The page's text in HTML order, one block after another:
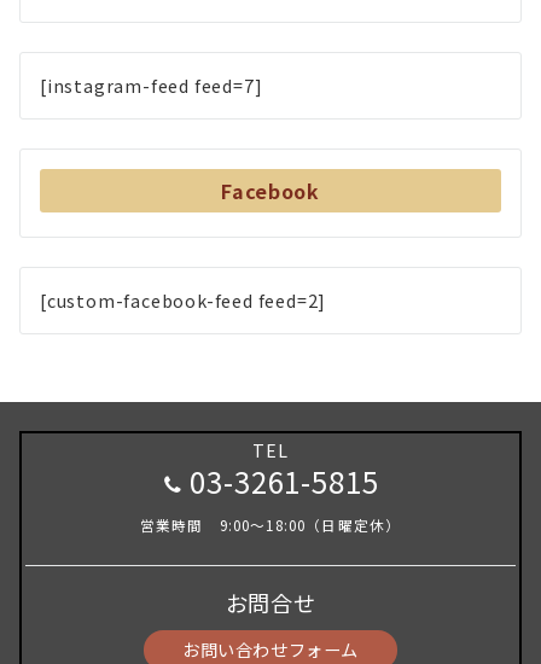
[instagram-feed feed=7]
Facebook
[custom-facebook-feed feed=2]
TEL
03-3261-5815
営業時間 9:00～18:00（日曜定休）
お問合せ
お問い合わせフォーム